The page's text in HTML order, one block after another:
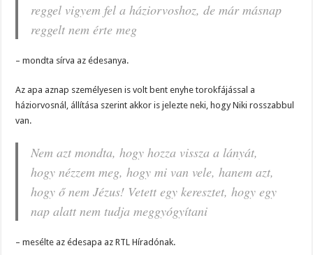
reggel vigyem fel a háziorvoshoz, de már másnap
reggelt nem érte meg
– mondta sírva az édesanya.
Az apa aznap személyesen is volt bent enyhe torokfájással a
háziorvosnál, állítása szerint akkor is jelezte neki, hogy Niki rosszabbul
van.
Nem azt mondta, hogy hozza vissza a lányát,
hogy nézzem meg, hogy mi van vele, hanem azt,
hogy ő nem Jézus! Vetett egy keresztet, hogy egy
nap alatt nem tudja meggyógyítani
– mesélte az édesapa az RTL Híradónak.